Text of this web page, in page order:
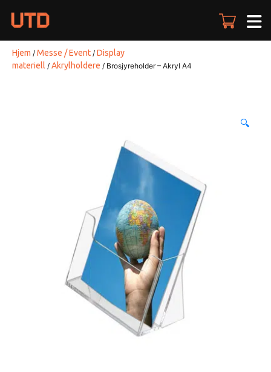
Hjem / Messe / Event / Display
materiell / Akrylholdere / Brosjyreholder – Akryl A4
🔍